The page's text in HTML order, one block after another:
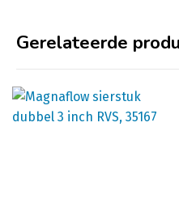
Gerelateerde